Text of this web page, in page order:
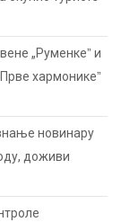
„Руменкеˮ и
хармоникеˮ
новинару
доживи